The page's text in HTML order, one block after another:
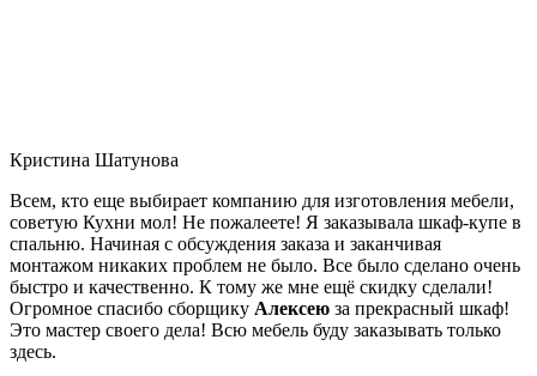
Кристина Шатунова
Всем, кто еще выбирает компанию для изготовления мебели,
советую Кухни мол! Не пожалеете! Я заказывала шкаф-купе в
спальню. Начиная с обсуждения заказа и заканчивая
монтажом никаких проблем не было. Все было сделано очень
быстро и качественно. К тому же мне ещё скидку сделали!
Огромное спасибо сборщику Алексею за прекрасный шкаф!
Это мастер своего дела! Всю мебель буду заказывать только
здесь.